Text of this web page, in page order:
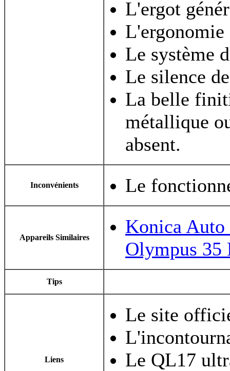
L'ergot
L'ergonomie
Le système
Le silence
La belle
métallique
absent.
Inconvénients Le
Appareils Similaires
Konica Auto
Olympus 35
Tips
Liens
Le site
Le QL17